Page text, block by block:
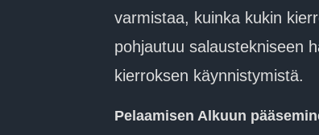
varmistaa, kuinka kukin
pohjautuu salaustekniseen
kierroksen käynnistymistä.
Pelaamisen Alkuun